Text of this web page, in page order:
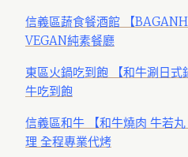
信義區蔬食餐酒館 【
VEGAN純素餐廳
東區火鍋吃到飽 【和牛涮日
牛吃到飽
信義區和牛 【和牛燒肉 牛若
理 全程專業代烤